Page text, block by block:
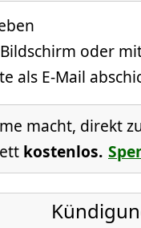
oder
als E-Mail
macht, direkt
kostenlos.